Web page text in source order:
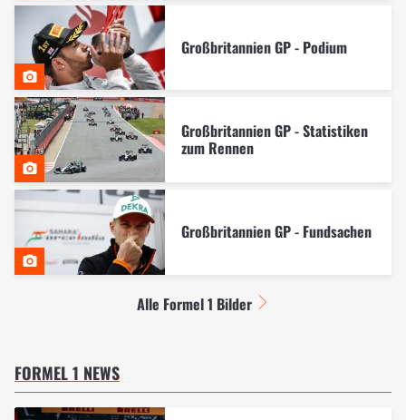
Großbritannien GP - Podium
Großbritannien GP - Statistiken
zum Rennen
Großbritannien GP - Fundsachen
Alle Formel 1 Bilder
FORMEL 1 NEWS